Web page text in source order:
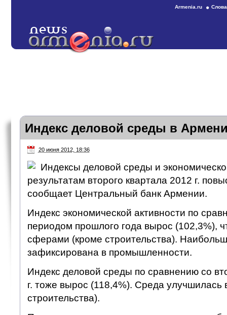
Armenia.ru
Индекс деловой среды в
20 июня 2012, 18:36
Индексы деловой среды и
результатам второго квартала 2012 г.
сообщает Центральный банк Армении.
Индекс экономической активности по
периодом прошлого года вырос (102,3%),
сферами (кроме строительства).
зафиксирована в промышленности.
Индекс деловой среды по сравнению со
г. тоже вырос (118,4%). Среда улучшилась
строительства).